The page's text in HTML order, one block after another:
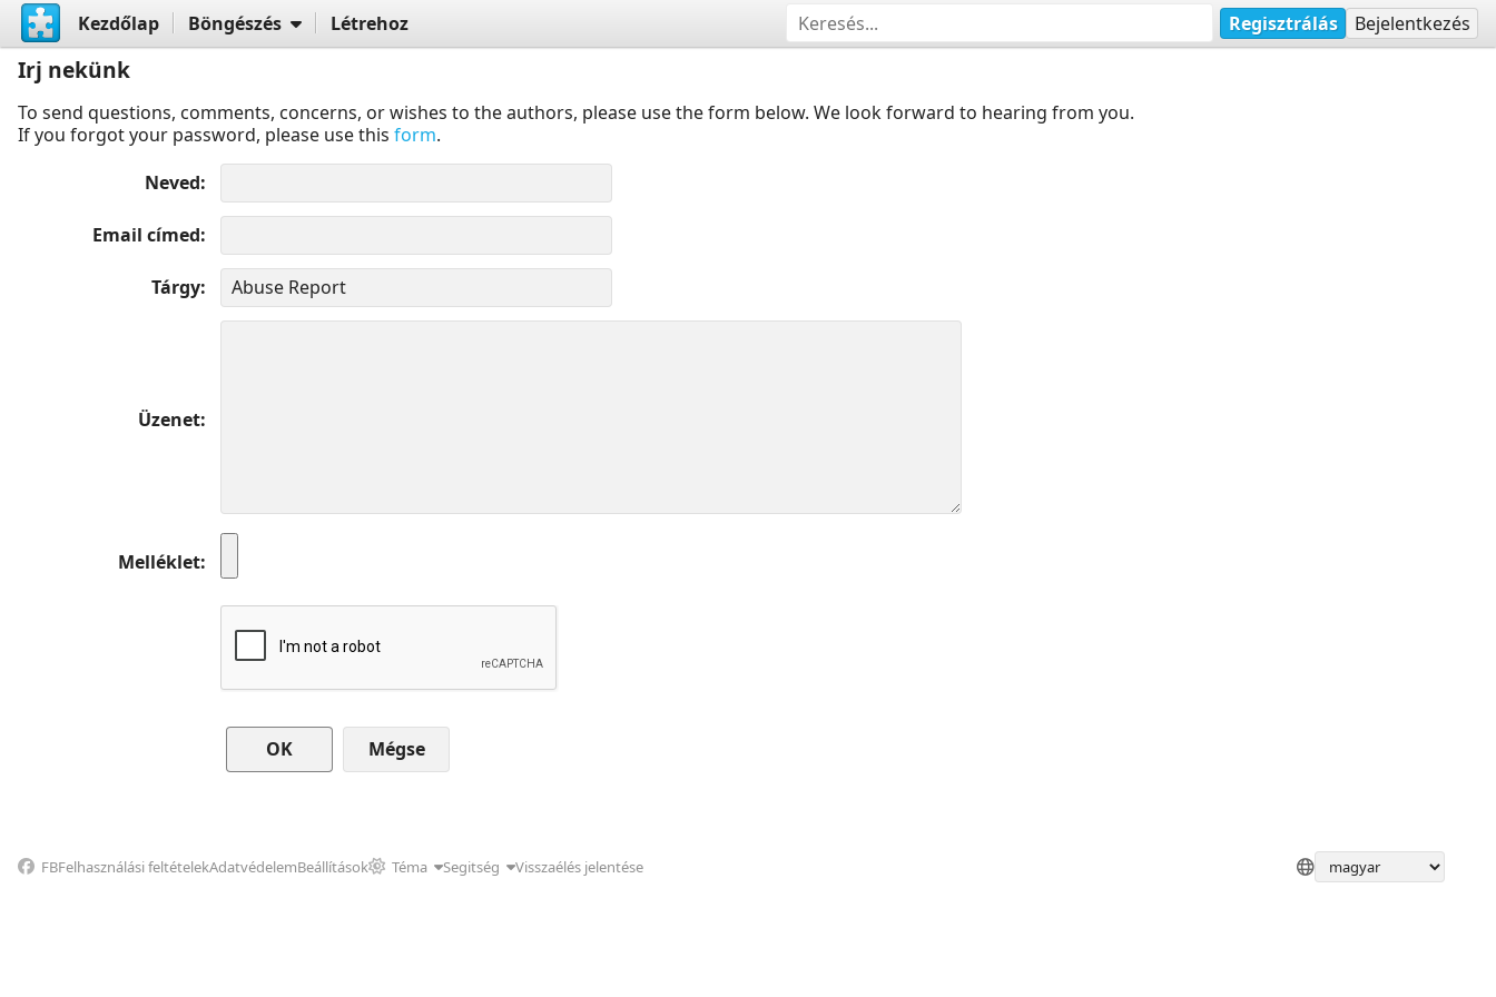
Kezdőlap Böngészés Létrehoz Regisztrálás Bejelentkezés
Irj nekünk
To send questions, comments, concerns, or wishes to the authors, please use the form below. We look forward to hearing from you.
If you forgot your password, please use this form.
Neved
Email címed
Tárgy
Üzenet
Melléklet
Mégse
FBFelhasználási feltételekAdatvédelemBeállítások Téma Segitség Visszaélés jelentése